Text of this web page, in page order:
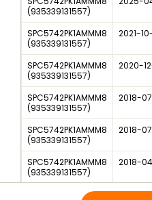
(935339131557)
SPC5742PK1AMMM8
(935339131557)
2021-
SPC5742PK1AMMM8
(935339131557)
2020-
SPC5742PK1AMMM8
(935339131557)
2018-
SPC5742PK1AMMM8
(935339131557)
2018-
SPC5742PK1AMMM8
(935339131557)
2018-
SPC5742PK1AMMM8
2017-